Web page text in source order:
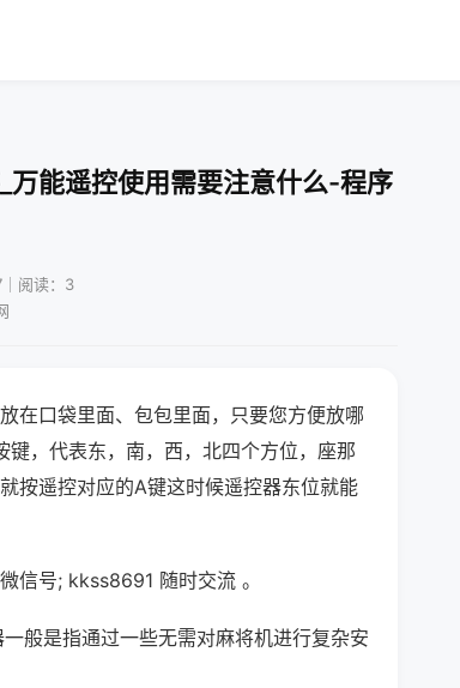
万能遥控使用需要注意什么-程序
阅读：3
在口袋里面、包包里面，只要您方便放哪
，代表东，南，西，北四个方位，座那
按遥控对应的A键这时候遥控器东位就能
信号; kkss8691 随时交流 。
般是指通过一些无需对麻将机进行复杂安